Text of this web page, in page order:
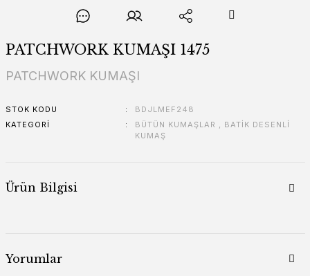
PATCHWORK KUMAŞI 1475
PATCHWORK KUMAŞI
STOK KODU
BDJLMEF248
KATEGORI
BÜTÜN KUMAŞLAR , BATİK DESENLİ
KUMAŞ
Ürün Bilgisi
Yorumlar